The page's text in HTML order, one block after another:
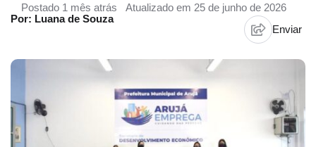
Postado 1 mês atrás
Atualizado em 25 de junho de 2026
Por: Luana de Souza
Enviar